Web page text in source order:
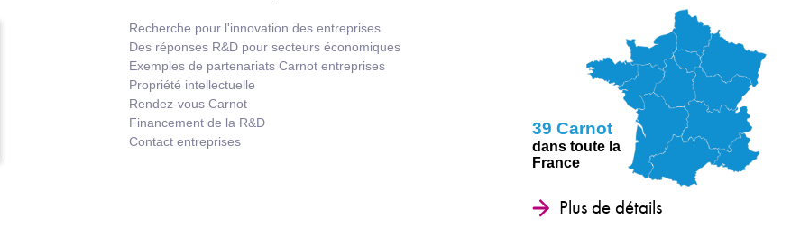
Recherche pour l'innovation des entreprises
Des réponses R&D pour secteurs économiques
Exemples de partenariats Carnot entreprises
Propriété intellectuelle
Rendez-vous Carnot
Financement de la R&D
Contact entreprises
39 Carnot
dans toute la
France
Plus de détails